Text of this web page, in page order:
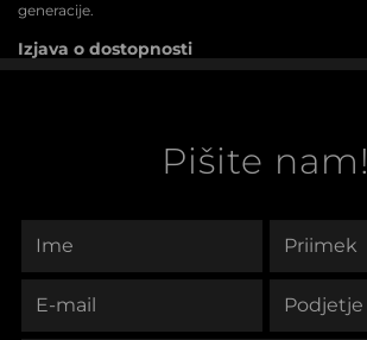
generacije.
Izjava o dostopnosti
Pišite nam!